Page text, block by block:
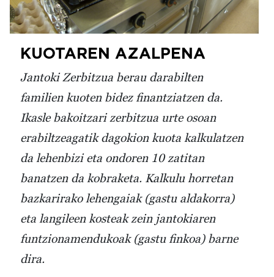
KUOTAREN AZALPENA
Jantoki Zerbitzua berau darabilten
familien kuoten bidez finantziatzen da.
Ikasle bakoitzari zerbitzua urte osoan
erabiltzeagatik dagokion kuota kalkulatzen
da lehenbizi eta ondoren 10 zatitan
banatzen da kobraketa. Kalkulu horretan
bazkarirako lehengaiak (gastu aldakorra)
eta langileen kosteak zein jantokiaren
funtzionamendukoak (gastu finkoa) barne
dira.